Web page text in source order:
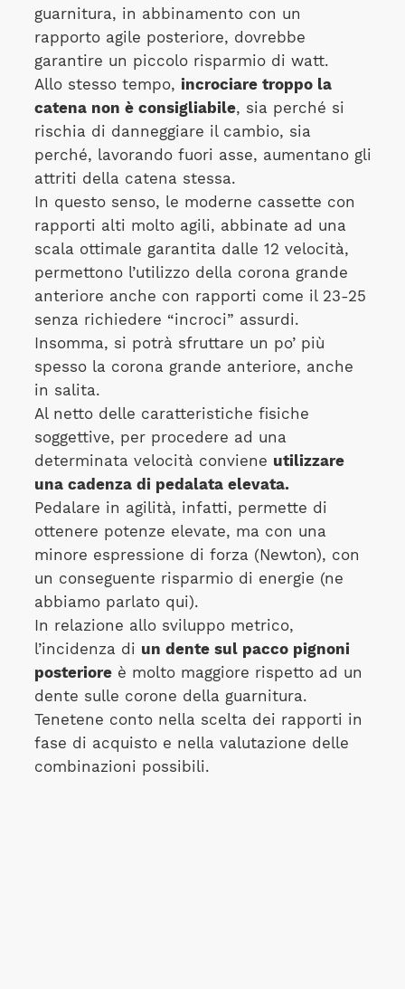
guarnitura, in abbinamento con un
rapporto agile posteriore, dovrebbe
garantire un piccolo risparmio di watt.
Allo stesso tempo, incrociare troppo la
catena non è consigliabile, sia perché si
rischia di danneggiare il cambio, sia
perché, lavorando fuori asse, aumentano gli
attriti della catena stessa.
In questo senso, le moderne cassette con
rapporti alti molto agili, abbinate ad una
scala ottimale garantita dalle 12 velocità,
permettono l’utilizzo della corona grande
anteriore anche con rapporti come il 23-25
senza richiedere “incroci” assurdi.
Insomma, si potrà sfruttare un po’ più
spesso la corona grande anteriore, anche
in salita.
Al netto delle caratteristiche fisiche
soggettive, per procedere ad una
determinata velocità conviene utilizzare
una cadenza di pedalata elevata.
Pedalare in agilità, infatti, permette di
ottenere potenze elevate, ma con una
minore espressione di forza (Newton), con
un conseguente risparmio di energie (ne
abbiamo parlato qui).
In relazione allo sviluppo metrico,
l’incidenza di un dente sul pacco pignoni
posterioreè molto maggiore rispetto ad un
dente sulle corone della guarnitura.
Tenetene conto nella scelta dei rapporti in
fase di acquisto e nella valutazione delle
combinazioni possibili.